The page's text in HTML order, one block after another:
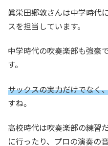
眞栄田郷敦さんは中学時代
スを担当しています。
中学時代の吹奏楽部も強豪
す。
サックスの実力だけでなく
すね。
高校時代は吹奏楽部の練習
に行ったり、プロの演奏の